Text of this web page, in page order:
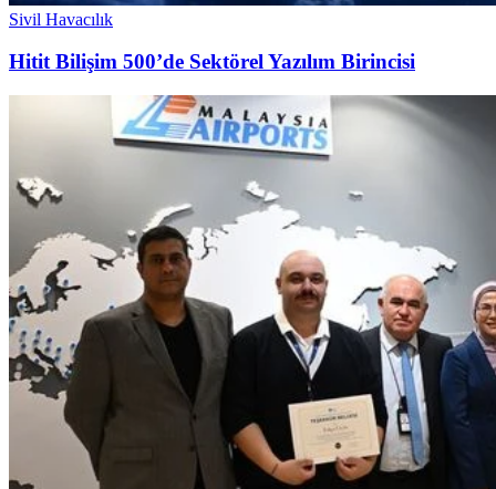
Sivil Havacılık
Hitit Bilişim 500’de Sektörel Yazılım Birincisi